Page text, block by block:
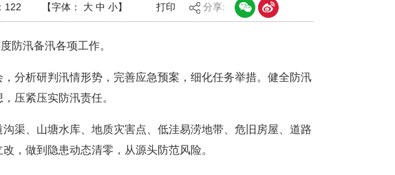
122 【字体： 大 中 小】 打印 分享:
防汛备汛各项工作。
分析研判汛情形势，完善应急预案，细化任务举措。健全防汛
压紧压实防汛责任。
渠、山塘水库、地质灾害点、低洼易涝地带、危旧房屋、道路
，做到隐患动态清零，从源头防范风险。